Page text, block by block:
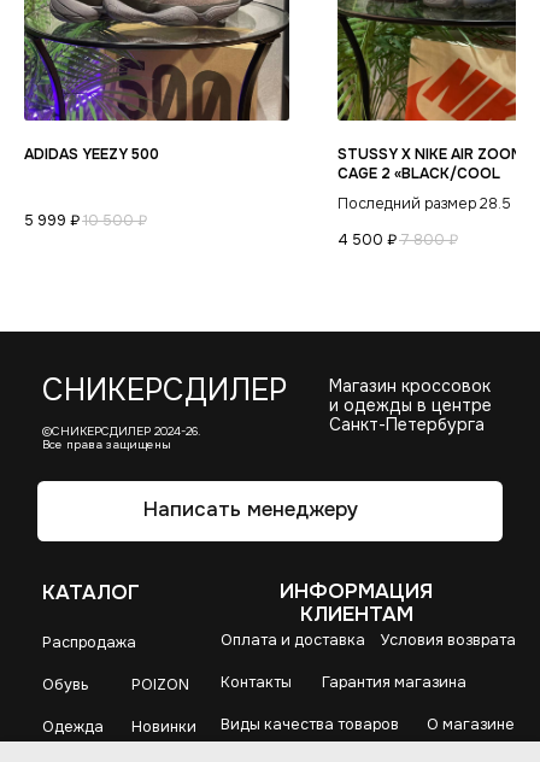
ADIDAS YEEZY 500
5 999 ₽10 500₽
STUSSY X NIKE AIR ZOOM
CAGE 2 «BLACK/COOL
Последний размер 28.5
4 500 ₽7 800₽